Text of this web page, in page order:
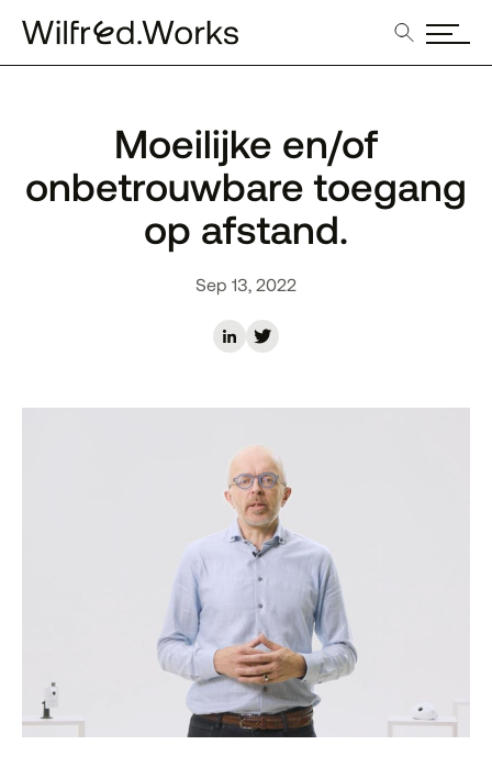
Moeilijke en/of
onbetrouwbare toegang
op afstand.
Sep 13, 2022